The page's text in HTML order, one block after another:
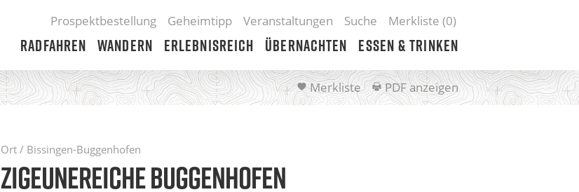
Prospektbestellung Geheimtipp Veranstaltungen Suche Merkliste (0)
Radfahren Wandern Erlebnisreich Übernachten Essen & Trinken
Merkliste PDF anzeigen
Ort / Bissingen-Buggenhofen
ZIGEUNEREICHE BUGGENHOFEN